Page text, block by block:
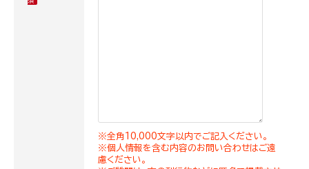
※全角10,000文字以内でご記入ください。
※個人情報を含む内容のお問い合わせはご遠
慮ください。